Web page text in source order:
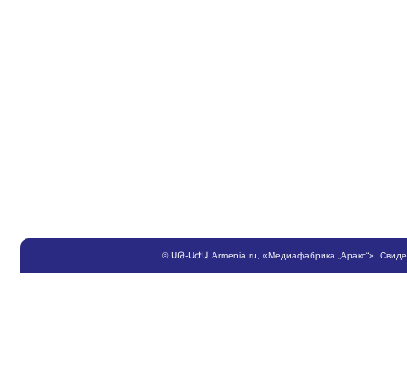
©ՍԹ-ՍԺԱ Armenia.ru , «Медиафабрика „Аракс“».